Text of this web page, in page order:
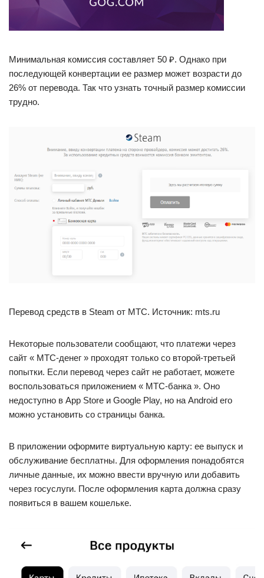
Минимальная комиссия составляет 50 ₽. Однако при
последующей конвертации ее размер может возрасти до
26% от перевода. Так что узнать точный размер комиссии
трудно.
Перевод средств в Steam от МТС. Источник: mts.ru
Некоторые пользователи сообщают, что платежи через
сайт « МТС-денег » проходят только со второй-третьей
попытки. Если перевод через сайт не работает, можете
воспользоваться приложением « МТС-банка ». Оно
недоступно в App Store и Google Play, но на Android его
можно установить со страницы банка.
В приложении оформите виртуальную карту: ее выпуск и
обслуживание бесплатны. Для оформления понадобятся
личные данные, их можно ввести вручную или добавить
через госуслуги. После оформления карта должна сразу
появиться в вашем кошельке.